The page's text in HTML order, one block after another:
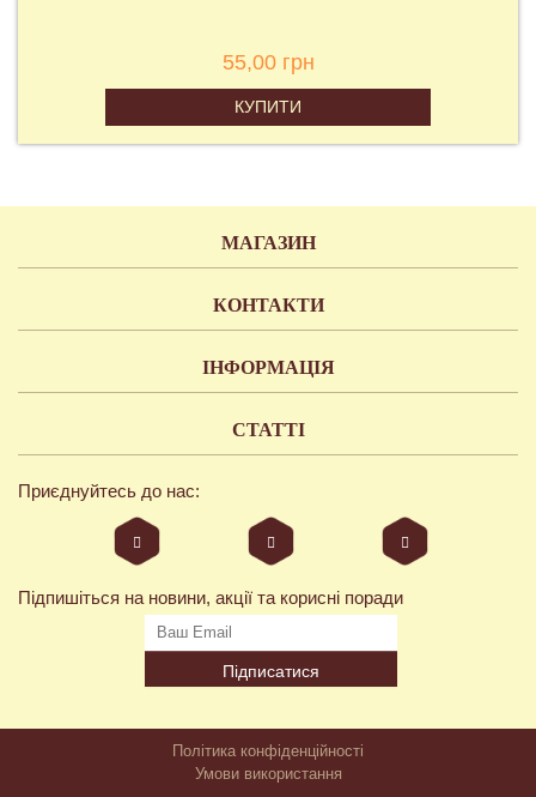
55,00 грн
КУПИТИ
МАГАЗИН
КОНТАКТИ
ІНФОРМАЦІЯ
СТАТТІ
Приєднуйтесь до нас:
Підпишіться на новини, акції та корисні поради
Підписатися
Політика конфіденційності
Умови використання